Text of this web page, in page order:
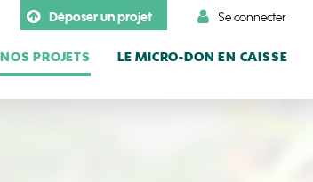
Déposer un projet Se connecter
NOS PROJETS LE MICRO-DON EN CAISSE